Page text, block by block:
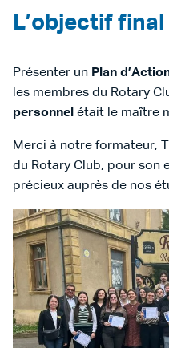
L’objectif
Présenter un Plan
les membres du Rotary
personnel était le maître
Merci à notre formateur,
du Rotary Club, pour son
précieux auprès de nos